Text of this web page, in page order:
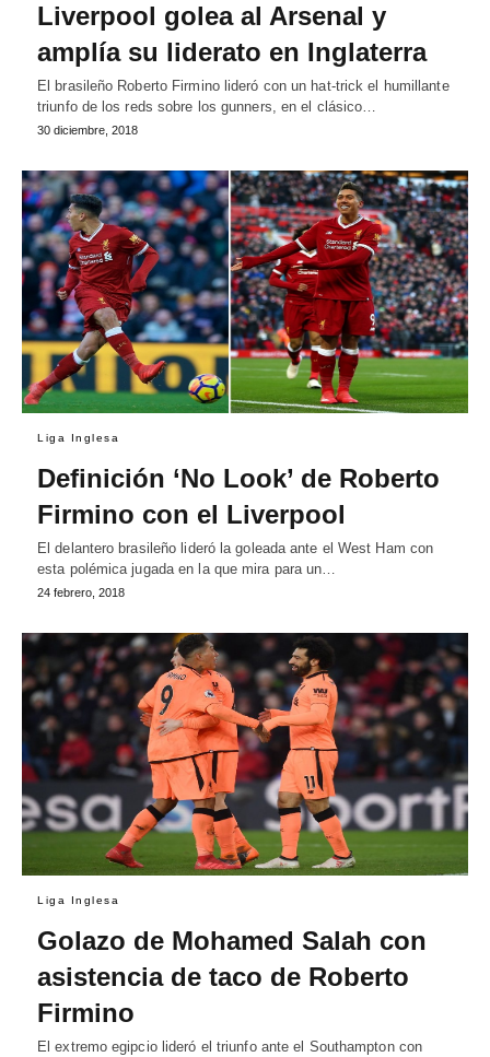
Liverpool golea al Arsenal y
amplía su liderato en Inglaterra
El brasileño Roberto Firmino lideró con un hat-trick el humillante
triunfo de los reds sobre los gunners, en el clásico…
30 diciembre, 2018
Liga Inglesa
Definición ‘No Look’ de Roberto
Firmino con el Liverpool
El delantero brasileño lideró la goleada ante el West Ham con
esta polémica jugada en la que mira para un…
24 febrero, 2018
Liga Inglesa
Golazo de Mohamed Salah con
asistencia de taco de Roberto
Firmino
El extremo egipcio lideró el triunfo ante el Southampton con